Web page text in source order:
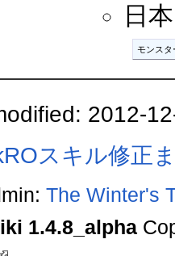
日
モンスタ
2012-
スキル修正
The Winter's
1.4.8_alpha